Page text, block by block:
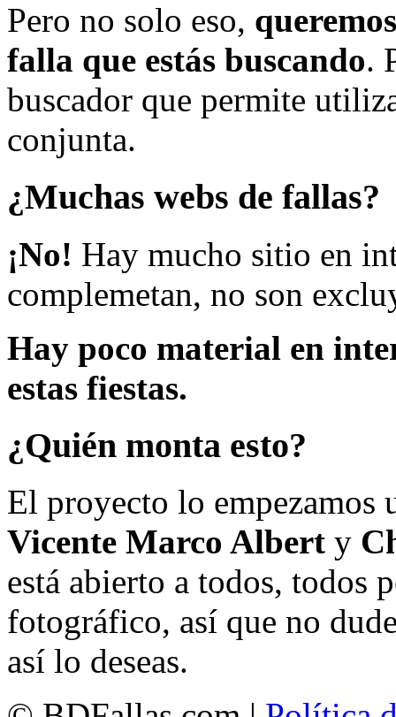
Pero no solo eso,
falla que estás buscando.
buscador que permite
conjunta.
¿Muchas webs de fallas?
¡No! Hay mucho sitio en
complemetan, no son
Hay poco material en
estas fiestas.
¿Quién monta esto?
El proyecto lo empezamos
Vicente Marco Albert y
está abierto a todos, todos
fotográfico, así que no
así lo deseas.